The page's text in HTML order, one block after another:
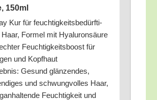
150ml
Kur für feuch­tig­keits­be­dürf­ti­
Haar, For­mel mit Hyalu­ron­säu­re
Feuch­tig­keits­boost für
und Kopfhaut
Gesund glän­zen­des,
und schwung­vol­les Haar,
Feuch­tig­keit und